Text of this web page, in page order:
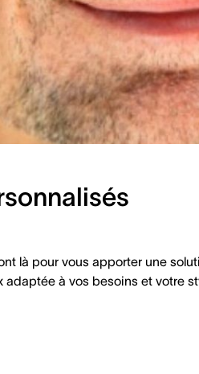
là pour vous apporter une
adaptée à vos besoins et votre